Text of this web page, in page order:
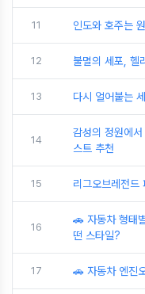
11 인도와 호주는
12 불멸의 세포, 헬
13 다시 얼어붙는
14
감성의 정원에
스트 추천
15 리그오브레전
16
🚗 자동차 형태
떤 스타일?
17 🚗 자동차 엔진